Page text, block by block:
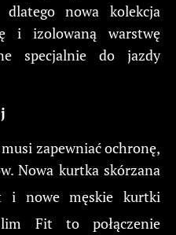
dlatego nowa kolekcja
i izolowaną warstwę
specjalnie do jazdy
zapewniać ochronę,
Nowa kurtka skórzana
i nowe męskie kurtki
Fit to połączenie